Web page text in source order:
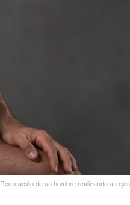
Recreación de un hombre realizando un